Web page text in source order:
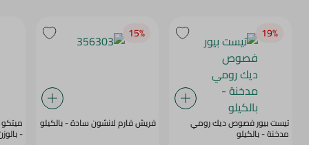
19‎%‎
تيست بيور فصوص ديك رومي
مدخنة - بالكيلو
15‎%‎
فريش فارم لانشون سادة - بالكيلو
-